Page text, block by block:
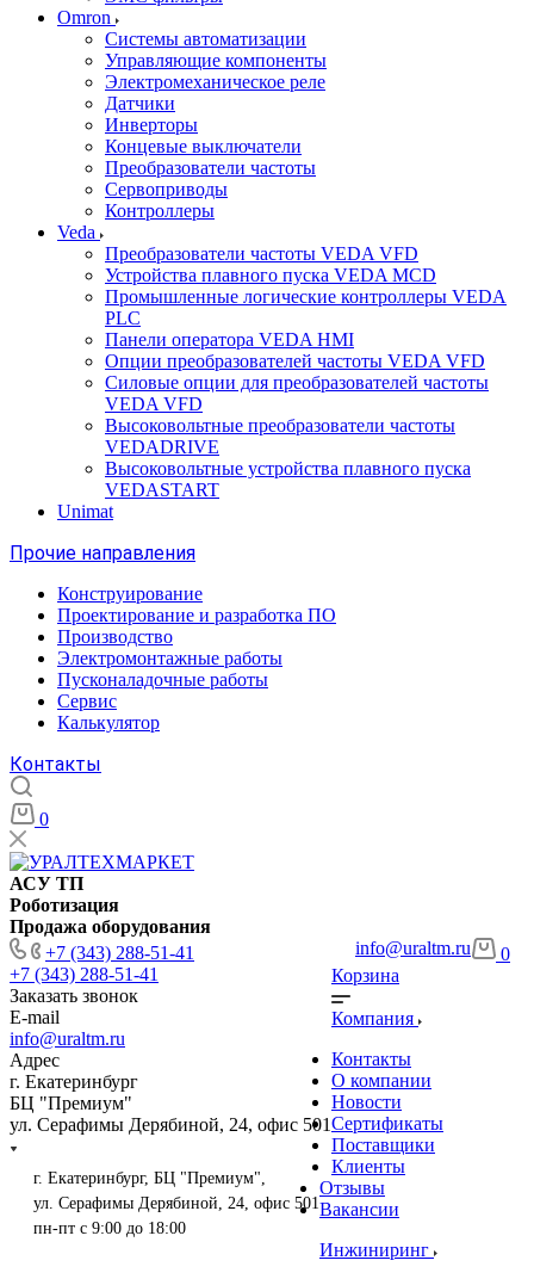
Omron
Системы автоматизации
Управляющие компоненты
Электромеханическое реле
Датчики
Инверторы
Концевые выключатели
Преобразователи частоты
Сервоприводы
Контроллеры
Veda
Преобразователи частоты VEDA VFD
Устройства плавного пуска VEDA MCD
Промышленные логические контроллеры VEDA
PLC
Панели оператора VEDA HMI
Опции преобразователей частоты VEDA VFD
Силовые опции для преобразователей частоты
VEDA VFD
Высоковольтные преобразователи частоты
VEDADRIVE
Высоковольтные устройства плавного пуска
VEDASTART
Unimat
Прочие направления
Конструирование
Проектирование и разработка ПО
Производство
Электромонтажные работы
Пусконаладочные работы
Сервис
Калькулятор
Контакты
0
АСУ ТП
Роботизация
Продажа оборудования
+7 (343) 288-51-41
+7 (343) 288-51-41
Заказать звонок
E-mail
info@uraltm.ru
Адрес
г. Екатеринбург
БЦ "Премиум"
ул. Серафимы Дерябиной, 24, офис 501
info@uraltm.ru
г. Екатеринбург, БЦ "Премиум",
ул. Серафимы Дерябиной, 24, офис 501
пн-пт с 9:00 до 18:00
0
Корзина
Компания
Контакты
О компании
Новости
Сертификаты
Поставщики
Клиенты
Отзывы
Вакансии
Инжиниринг